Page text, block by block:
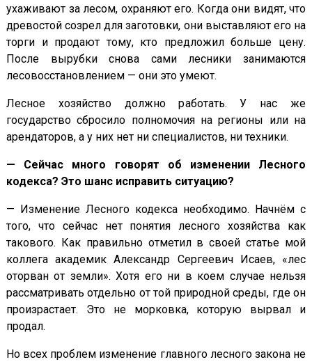
ухаживают за лесом, охраняют его. Когда они видят, что
древостой созрел для заготовки, они выставляют его на
торги и продают тому, кто предложил больше цену.
После вырубки снова сами лесники занимаются
лесовосстановлением — они это умеют.
Лесное хозяйство должно работать. У нас же
государство сбросило полномочия на регионы или на
арендаторов, а у них нет ни специалистов, ни техники.
— Сейчас много говорят об изменении Лесного
кодекса? Это шанс исправить ситуацию?
— Изменение Лесного кодекса необходимо. Начнём с
того, что сейчас нет понятия лесного хозяйства как
такового. Как правильно отметил в своей статье мой
коллега академик Александр Сергеевич Исаев, «лес
оторван от земли». Хотя его ни в коем случае нельзя
рассматривать отдельно от той природной среды, где он
произрастает. Это не морковка, которую вырвал и
продал.
Но всех проблем изменение главного лесного закона не